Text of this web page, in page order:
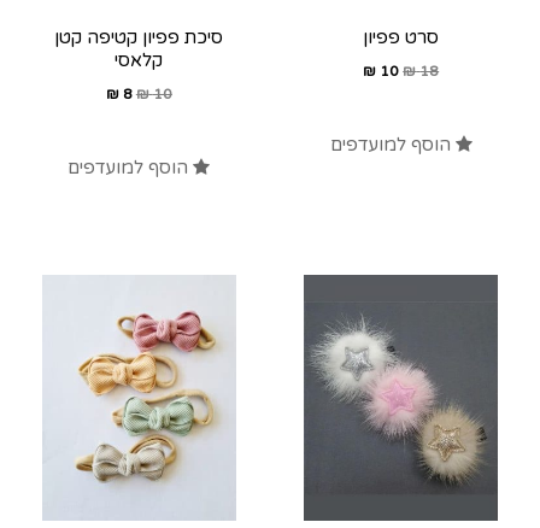
סרט פפיון
18
₪
10
₪
הוסף למועדפים
סיכת פפיון קטיפה קטן
קלאסי
10
₪
8
₪
הוסף למועדפים